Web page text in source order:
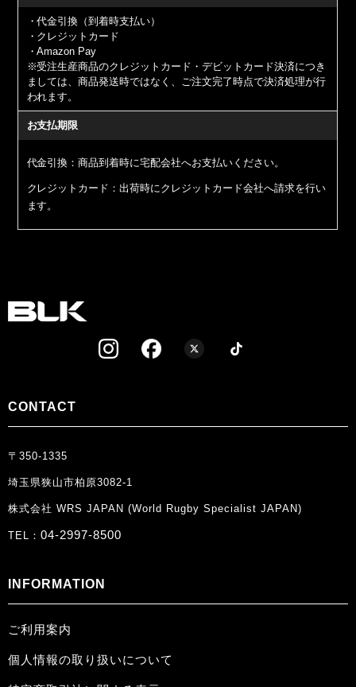
・代金引換（到着時支払い）
・クレジットカード
・Amazon Pay
※受注生産商品のクレジットカード・デビットカード決済につき
ましては、商品発送時ではなく、ご注文完了時点で決済処理が行
われます。
お支払期限
代金引換：商品到着時に宅配会社へお支払いください。
クレジットカード：出荷時にクレジットカード会社へ請求を行い
ます。
CONTACT
〒350-1335
埼玉県狭山市柏原3082-1
株式会社 WRS JAPAN (World Rugby Specialist JAPAN)
TEL： 04-2997-8500
INFORMATION
ご利用案内
個人情報の取り扱いについて